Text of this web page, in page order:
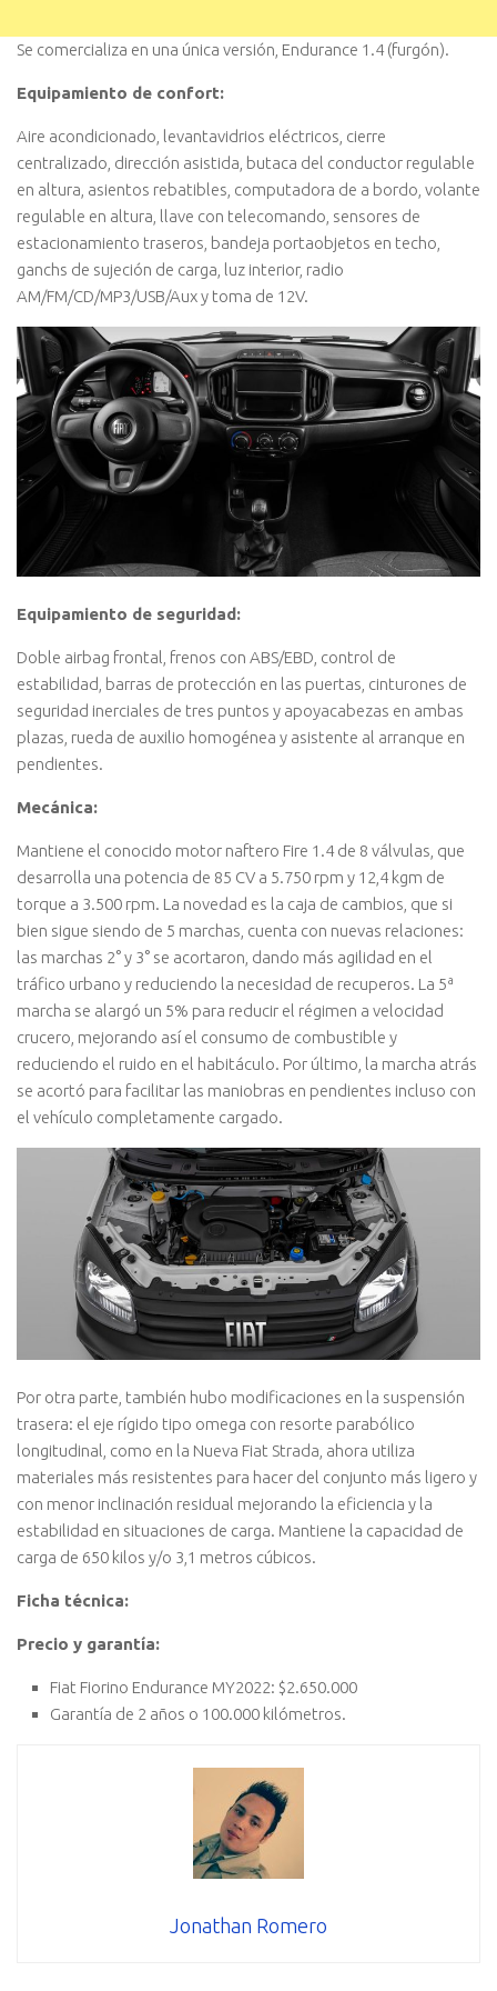
Se comercializa en una única versión, Endurance 1.4 (furgón).
Equipamiento de confort:
Aire acondicionado, levantavidrios eléctricos, cierre
centralizado, dirección asistida, butaca del conductor regulable
en altura, asientos rebatibles, computadora de a bordo, volante
regulable en altura, llave con telecomando, sensores de
estacionamiento traseros, bandeja portaobjetos en techo,
ganchs de sujeción de carga, luz interior, radio
AM/FM/CD/MP3/USB/Aux y toma de 12V.
Equipamiento de seguridad:
Doble airbag frontal, frenos con ABS/EBD, control de
estabilidad, barras de protección en las puertas, cinturones de
seguridad inerciales de tres puntos y apoyacabezas en ambas
plazas, rueda de auxilio homogénea y asistente al arranque en
pendientes.
Mecánica:
Mantiene el conocido motor naftero Fire 1.4 de 8 válvulas, que
desarrolla una potencia de 85 CV a 5.750 rpm y 12,4 kgm de
torque a 3.500 rpm. La novedad es la caja de cambios, que si
bien sigue siendo de 5 marchas, cuenta con nuevas relaciones:
las marchas 2° y 3° se acortaron, dando más agilidad en el
tráfico urbano y reduciendo la necesidad de recuperos. La 5ª
marcha se alargó un 5% para reducir el régimen a velocidad
crucero, mejorando así el consumo de combustible y
reduciendo el ruido en el habitáculo. Por último, la marcha atrás
se acortó para facilitar las maniobras en pendientes incluso con
el vehículo completamente cargado.
Por otra parte, también hubo modificaciones en la suspensión
trasera: el eje rígido tipo omega con resorte parabólico
longitudinal, como en la Nueva Fiat Strada, ahora utiliza
materiales más resistentes para hacer del conjunto más ligero y
con menor inclinación residual mejorando la eficiencia y la
estabilidad en situaciones de carga. Mantiene la capacidad de
carga de 650 kilos y/o 3,1 metros cúbicos.
Ficha técnica:
Precio y garantía:
Fiat Fiorino Endurance MY2022: $2.650.000
Garantía de 2 años o 100.000 kilómetros.
Jonathan Romero